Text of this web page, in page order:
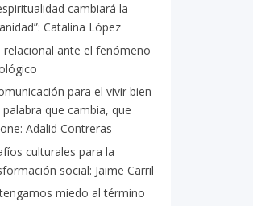
cambiará la
Catalina López
relacional ante el fenómeno
para el vivir bien
palabra que cambia, que
Adalid Contreras
culturales para la
social: Jaime Carril
miedo al término